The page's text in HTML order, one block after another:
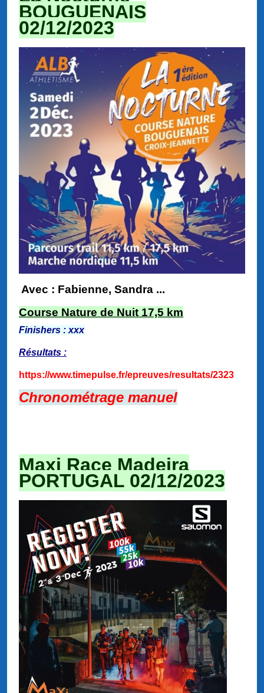
BOUGUENAIS
02/12/2023
Avec : Fabienne, Sandra ...
Course Nature de Nuit 17,5 km
Finishers : xxx
Résultats :
https://www.timepulse.fr/epreuves/resultats/2323
Chronométrage manuel
Maxi Race Madeira
PORTUGAL 02/12/2023